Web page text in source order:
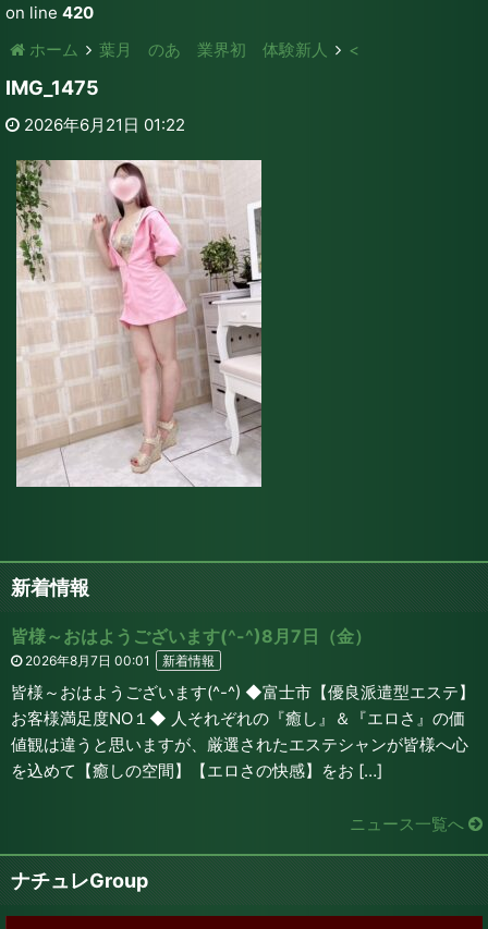
on line 420
ホーム
葉月 のあ 業界初 体験新人 <
IMG_1475
2026年6月21日 01:22
新着情報
皆様～おはようございます(^-^)8月7日（金）
2026年8月7日 00:01 新着情報
皆様～おはようございます(^-^) ◆富士市【優良派遣型エステ】
お客様満足度NO１◆ 人それぞれの『癒し』＆『エロさ』の価
値観は違うと思いますが、厳選されたエステシャンが皆様へ心
を込めて【癒しの空間】【エロさの快感】をお […]
ニュース一覧へ
ナチュレGroup